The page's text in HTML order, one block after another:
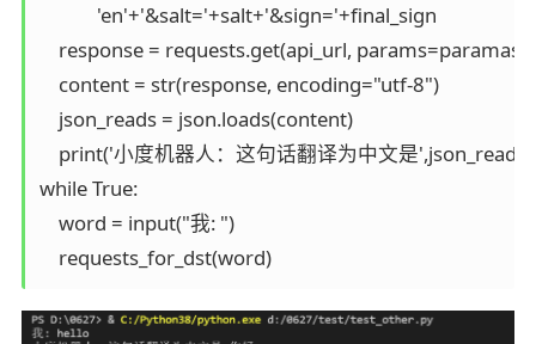
            'en'+'&salt='+salt+'&sign='+final_sign
response = requests.get(api_url,
    content = str(response, encoding="utf-8")
    json_reads = json.loads(content)
print('小度机器人：这句话翻译为中文是
while True:
    word = input("我: ")
    requests_for_dst(word)